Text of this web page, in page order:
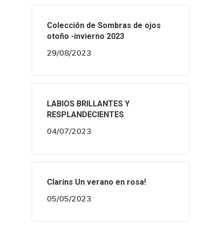
Colección de Sombras de ojos
otoño -invierno 2023
29/08/2023
LABIOS BRILLANTES Y
RESPLANDECIENTES
04/07/2023
Clarins Un verano en rosa!
05/05/2023